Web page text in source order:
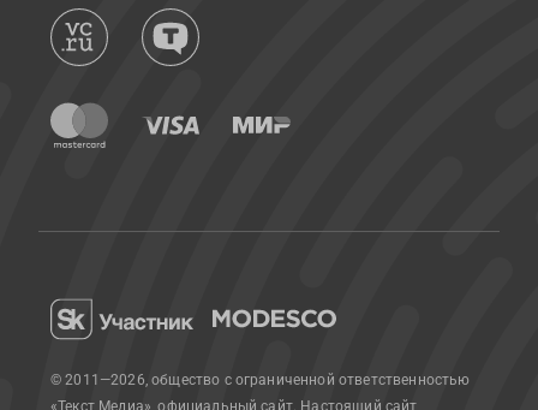
© 2011—2026, общество с ограниченной ответственностью
«Текст Медиа», официальный сайт. Настоящий сайт